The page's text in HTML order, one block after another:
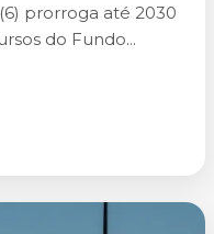
prorroga até 2030
do Fundo...